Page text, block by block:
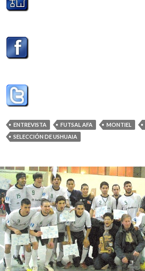
ENTREVISTA FUTSAL AFA MONTIEL
SELECCIÓN DE USHUAIA